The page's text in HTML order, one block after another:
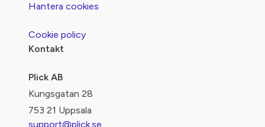
Hantera cookies
Cookie policy
Kontakt
Plick AB
Kungsgatan 28
753 21 Uppsala
support@plick.se